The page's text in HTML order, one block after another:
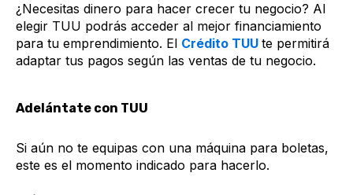
¿Necesitas dinero para hacer crecer tu negocio? Al
elegir TUU podrás acceder al mejor financiamiento
para tu emprendimiento. El Crédito TUU te permitirá
adaptar tus pagos según las ventas de tu negocio.
Adelántate con TUU
Si aún no te equipas con una máquina para boletas,
este es el momento indicado para hacerlo.